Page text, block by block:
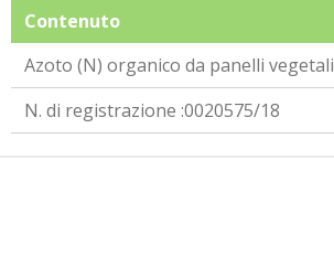
Contenuto
Azoto (N) organico da panelli vegetali
N. di registrazione :0020575/18